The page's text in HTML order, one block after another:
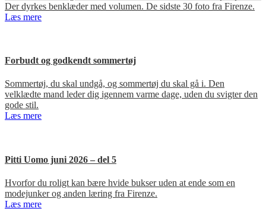
Der dyrkes benklæder med volumen. De sidste 30 foto fra Firenze.
Læs mere
Forbudt og godkendt sommertøj
Sommertøj, du skal undgå, og sommertøj du skal gå i. Den
velklædte mand leder dig igennem varme dage, uden du svigter den
gode stil.
Læs mere
Pitti Uomo juni 2026 – del 5
Hvorfor du roligt kan bære hvide bukser uden at ende som en
modejunker og anden læring fra Firenze.
Læs mere